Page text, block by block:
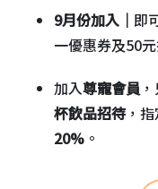
9月份加入｜ 即
一優惠券及50
加入尊寵會員
杯飲品招待 ，
20% 。